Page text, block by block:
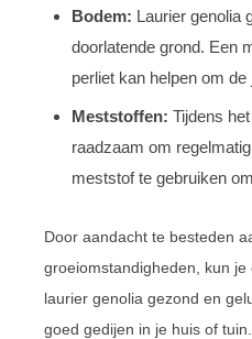
Bodem: Laurier genolia
doorlatende grond. Een
perliet kan helpen om
Meststoffen: Tijdens
raadzaam om
meststof te gebruiken
Door aandacht te besteden
groeiomstandigheden, kun
laurier genolia gezond en
goed gedijen in je huis of